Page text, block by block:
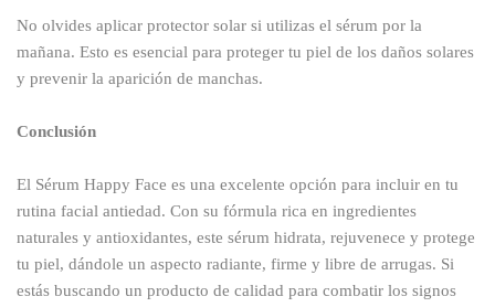
No olvides aplicar protector solar si utilizas el sérum por la
mañana. Esto es esencial para proteger tu piel de los daños solares
y prevenir la aparición de manchas.
Conclusión
El Sérum Happy Face es una excelente opción para incluir en tu
rutina facial antiedad. Con su fórmula rica en ingredientes
naturales y antioxidantes, este sérum hidrata, rejuvenece y protege
tu piel, dándole un aspecto radiante, firme y libre de arrugas. Si
estás buscando un producto de calidad para combatir los signos